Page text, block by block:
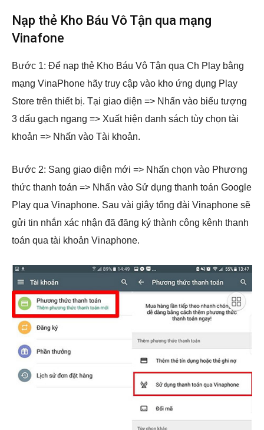
Nạp thẻ Kho Báu Vô Tận qua mạng
Vinafone
Bước 1: Để nạp thẻ Kho Báu Vô Tận qua Ch Play bằng
mạng VinaPhone hãy truy cập vào kho ứng dụng Play
Store trên thiết bị. Tại giao diện => Nhấn vào biểu tượng
3 dấu gạch ngang => Xuất hiện danh sách tùy chọn tài
khoản => Nhấn vào Tài khoản.
Bước 2: Sang giao diện mới => Nhấn chọn vào Phương
thức thanh toán => Nhấn vào Sử dụng thanh toán Google
Play qua Vinaphone. Sau vài giây tổng đài Vinaphone sẽ
gửi tin nhắn xác nhận đã đăng ký thành công kênh thanh
toán qua tài khoản Vinaphone.